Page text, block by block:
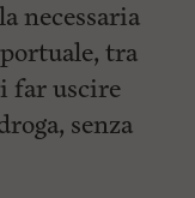
necessaria
tra
far uscire
senza